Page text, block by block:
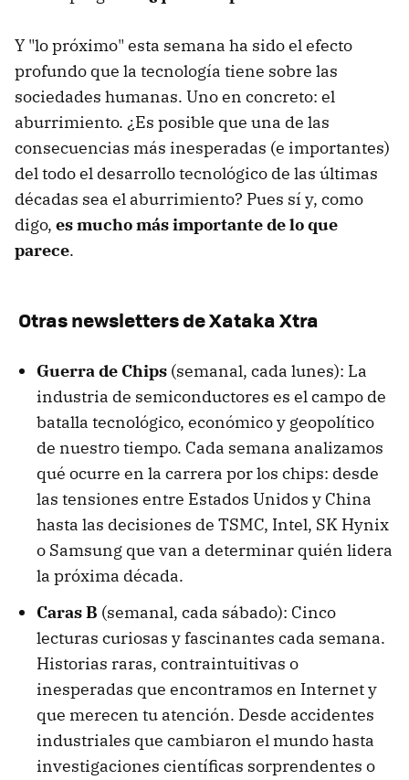
Y "lo próximo" esta semana ha sido el efecto
profundo que la tecnología tiene sobre las
sociedades humanas. Uno en concreto: el
aburrimiento. ¿Es posible que una de las
consecuencias más inesperadas (e importantes)
del todo el desarrollo tecnológico de las últimas
décadas sea el aburrimiento? Pues sí y, como
digo, es mucho más importante de lo que
parece.
Otras newsletters de Xataka Xtra
Guerra de Chips (semanal, cada lunes): La
industria de semiconductores es el campo de
batalla tecnológico, económico y geopolítico
de nuestro tiempo. Cada semana analizamos
qué ocurre en la carrera por los chips: desde
las tensiones entre Estados Unidos y China
hasta las decisiones de TSMC, Intel, SK Hynix
o Samsung que van a determinar quién lidera
la próxima década.
Caras B (semanal, cada sábado): Cinco
lecturas curiosas y fascinantes cada semana.
Historias raras, contraintuitivas o
inesperadas que encontramos en Internet y
que merecen tu atención. Desde accidentes
industriales que cambiaron el mundo hasta
investigaciones científicas sorprendentes o